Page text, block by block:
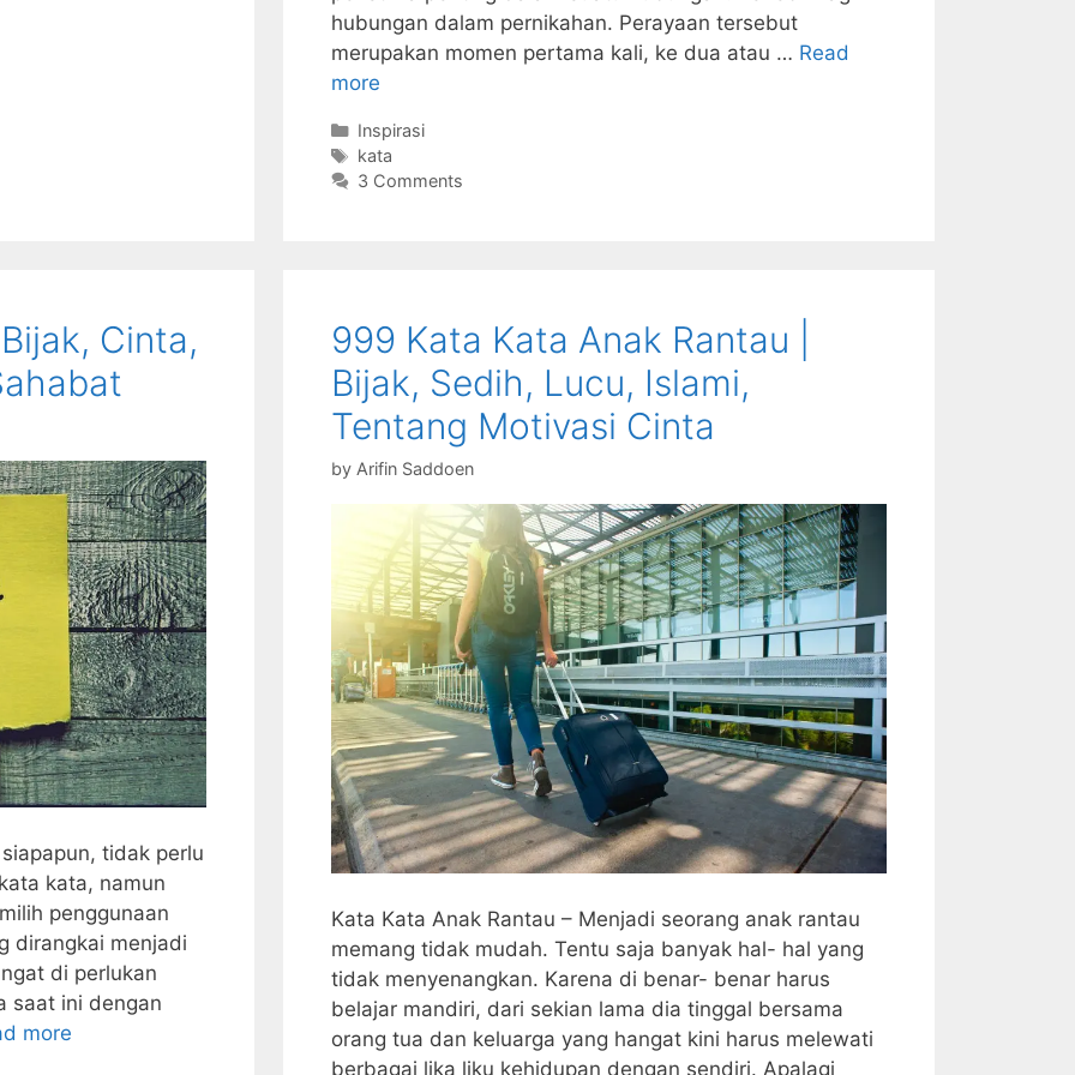
hubungan dalam pernikahan. Perayaan tersebut
merupakan momen pertama kali, ke dua atau … Read
more
Categories
Inspirasi
Tags
kata
3 Comments
Cinta,
tidak perlu
kata, namun
penggunaan
dirangkai menjadi
di perlukan
saat ini dengan
more
999 Kata Kata Anak Rantau |
Bijak, Sedih, Lucu, Islami,
Tentang Motivasi Cinta
by Arifin Saddoen
Kata Kata Anak Rantau – Menjadi seorang anak rantau
memang tidak mudah. Tentu saja banyak hal- hal yang
tidak menyenangkan. Karena di benar- benar harus
belajar mandiri, dari sekian lama dia tinggal bersama
orang tua dan keluarga yang hangat kini harus melewati
berbagai lika liku kehidupan dengan sendiri. Apalagi